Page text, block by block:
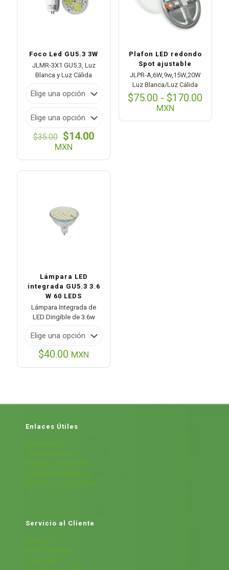
Foco Led GU5.3 3W
JLMR-3X1 GU5.3, Luz
Blanca y Luz Cálida
$35.00 El
precio
$35.00.
$14.00El
actual
$14.00.
MXN
Plafon LED redondo
Spot ajustable
JLPR-A,6W,9w,15W,20W
Luz Blanca/Luz Cálida
$75.00 - $170.00
MXN
Lámpara LED
integrada GU5.3 3.6
W 60 LEDS
Lámpara Integrada de
LED Dirigible de 3.6w
$40.00 MXN
Enlaces Útiles
Contáctanos
Sobre Nosotros
Preguntas Frecuentes
Política de Devolución
Términos y condiciones
Servicio al Cliente
Cátalogo
Fichas Técnicas
Sucursales